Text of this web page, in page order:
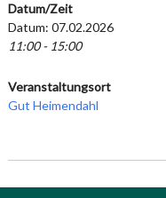
Datum/Zeit
Datum: 07.02.2026
11:00 - 15:00
Veranstaltungsort
Gut Heimendahl